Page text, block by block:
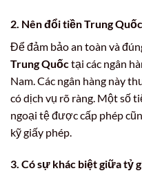
2. Nên đổi tiền Trung
Để đảm bảo an toàn và
Trung Quốctại các ngân
Nam. Các ngân hàng này
có dịch vụ rõ ràng. Một số
ngoại tệ được cấp phép
kỹ giấy phép.
3. Có sự khác biệt giữa tỷ